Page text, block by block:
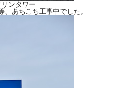
ンタワー
あちこち工事中でした。